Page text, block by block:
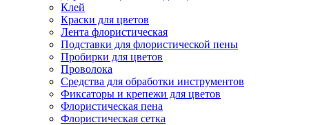
Клей
Краски для цветов
Лента флористическая
Подставки для флористической пены
Пробирки для цветов
Проволока
Средства для обработки инструментов
Фиксаторы и крепежи для цветов
Флористическая пена
Флористическая сетка